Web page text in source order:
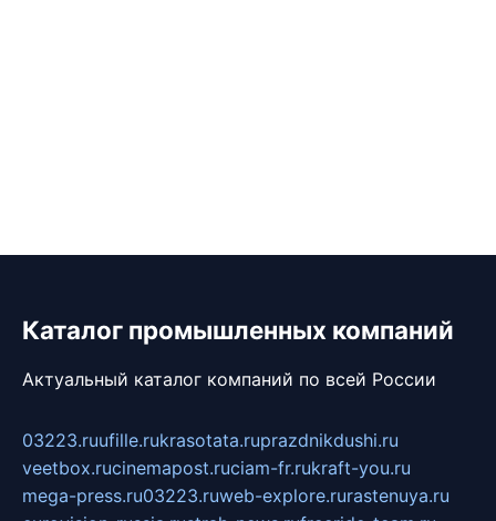
Каталог промышленных компаний
Актуальный каталог компаний по всей России
03223.ruufille.rukrasotata.ruprazdnikdushi.ru
veetbox.rucinemapost.ruciam-fr.rukraft-you.ru
mega-press.ru03223.ruweb-explore.rurastenuya.ru